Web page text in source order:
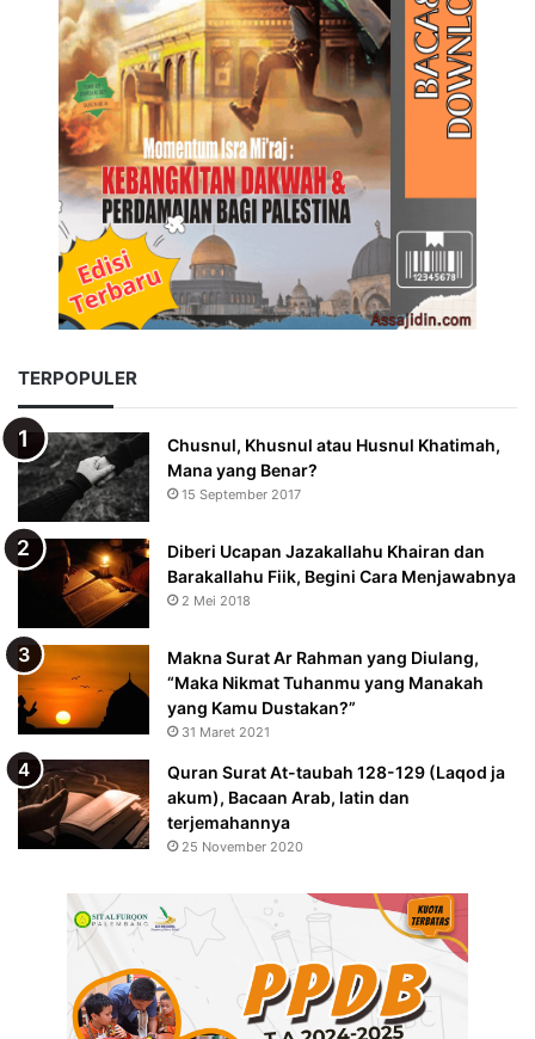
TERPOPULER
Chusnul, Khusnul atau Husnul Khatimah,
Mana yang Benar?
15 September 2017
Diberi Ucapan Jazakallahu Khairan dan
Barakallahu Fiik, Begini Cara Menjawabnya
2 Mei 2018
Makna Surat Ar Rahman yang Diulang,
“Maka Nikmat Tuhanmu yang Manakah
yang Kamu Dustakan?”
31 Maret 2021
Quran Surat At-taubah 128-129 (Laqod ja
akum), Bacaan Arab, latin dan
terjemahannya
25 November 2020